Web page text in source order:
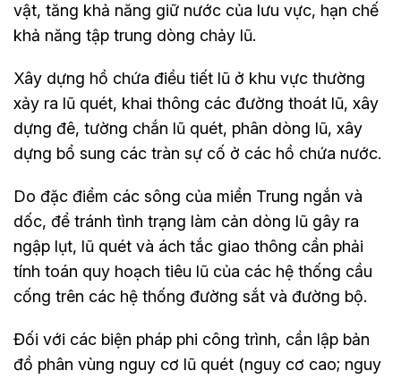
vật, tăng khả năng giữ nước của lưu vực, hạn chế
khả năng tập trung dòng chảy lũ.
Xây dựng hồ chứa điều tiết lũ ở khu vực thường
xảy ra lũ quét, khai thông các đường thoát lũ, xây
dựng đê, tường chắn lũ quét, phân dòng lũ, xây
dựng bổ sung các tràn sự cố ở các hồ chứa nước.
Do đặc điểm các sông của miền Trung ngắn và
dốc, để tránh tình trạng làm cản dòng lũ gây ra
ngập lụt, lũ quét và ách tắc giao thông cần phải
tính toán quy hoạch tiêu lũ của các hệ thống cầu
cống trên các hệ thống đường sắt và đường bộ.
Đối với các biện pháp phi công trình, cần lập bản
đồ phân vùng nguy cơ lũ quét (nguy cơ cao; nguy